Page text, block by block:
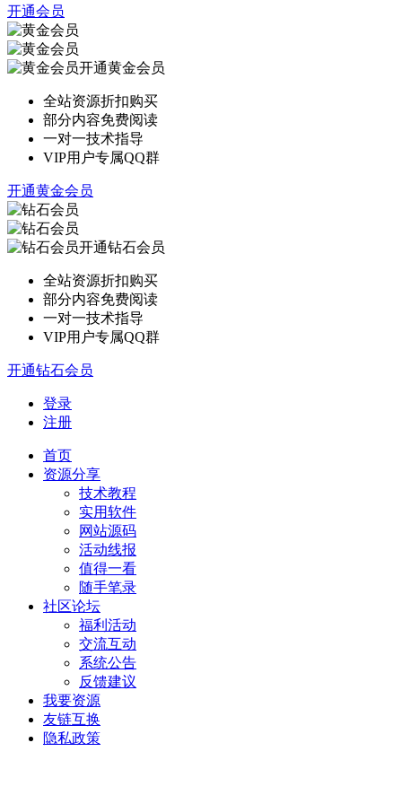
开通会员
开通黄金会员
全站资源折扣购买
部分内容免费阅读
一对一技术指导
VIP用户专属QQ群
开通黄金会员
开通钻石会员
全站资源折扣购买
部分内容免费阅读
一对一技术指导
VIP用户专属QQ群
开通钻石会员
登录
注册
首页
资源分享
技术教程
实用软件
网站源码
活动线报
值得一看
随手笔录
社区论坛
福利活动
交流互动
系统公告
反馈建议
我要资源
友链互换
隐私政策